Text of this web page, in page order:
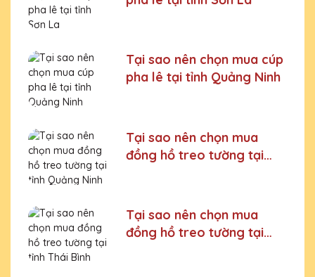
Tại sao nên chọn mua cúp
pha lê tại tỉnh Quảng Ninh
Tại sao nên chọn mua
đồng hồ treo tường tại
Tại sao nên chọn mua
đồng hồ treo tường tại